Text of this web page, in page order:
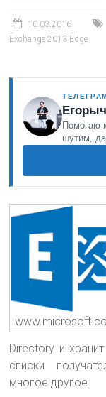
10.03.2016
Exchange 2013 Edge
Помогаю
шутим,
Directory и
списки
многое другое.